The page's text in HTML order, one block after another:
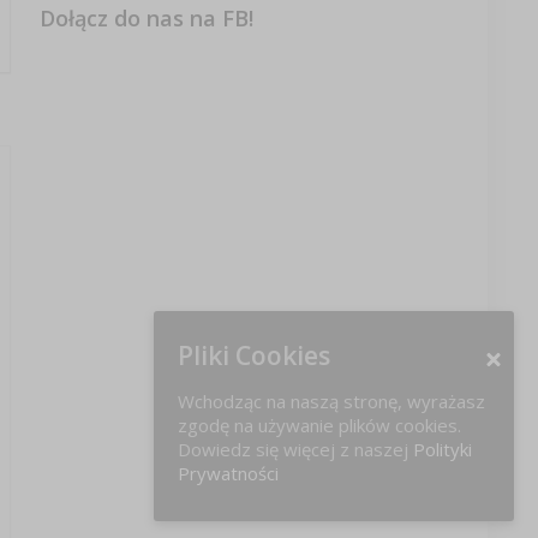
Dołącz do nas na FB!
Pliki Cookies
Wchodząc na naszą stronę, wyrażasz
zgodę na używanie plików cookies.
Dowiedz się więcej z naszej Polityki
Prywatności